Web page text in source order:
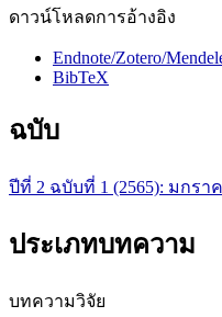
ดาวน์โหลดการอ้างอิง
Endnote/Zotero/
BibTeX
ฉบับ
ปีที่ 2 ฉบับที่ 1 (2565): มกรา
ประเภทบทความ
บทความวิจัย